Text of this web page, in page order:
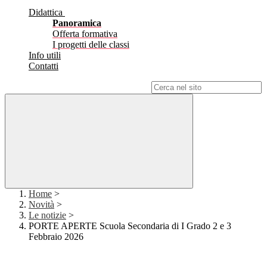
Didattica
Panoramica
Offerta formativa
I progetti delle classi
Info utili
Contatti
Home >
Novità >
Le notizie >
PORTE APERTE Scuola Secondaria di I Grado 2 e 3
Febbraio 2026